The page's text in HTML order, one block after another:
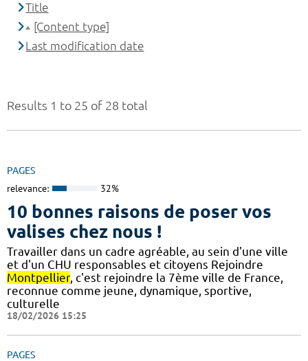
Results 1 to 25 of 28 total
PAGES
relevance: 32%
10 bonnes raisons de poser vos
valises chez nous !
Travailler dans un cadre agréable, au sein d'une ville
et d'un CHU responsables et citoyens Rejoindre
Montpellier, c'est rejoindre la 7ème ville de France,
reconnue comme jeune, dynamique, sportive,
culturelle
18/02/2026 15:25
PAGES
Title
[Content type]
Last modification date